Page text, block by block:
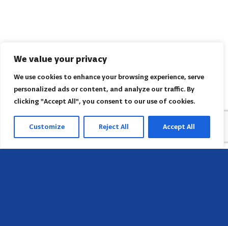
We value your privacy
We use cookies to enhance your browsing experience, serve
personalized ads or content, and analyze our traffic. By
clicking "Accept All", you consent to our use of cookies.
Customize Reject All Accept All